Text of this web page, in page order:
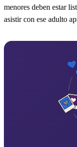
menores deben estar
asistir con ese adulto